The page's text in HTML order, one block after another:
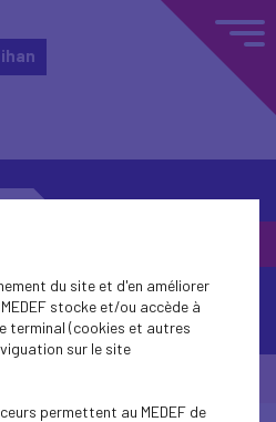
nous
-
du site et d'en améliorer
stocke et/ou accède à
terminal (cookies et autres
sur le site
permettent au MEDEF de